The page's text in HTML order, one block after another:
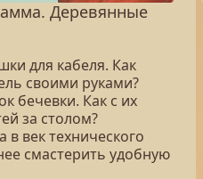
Деревянные
для кабеля. Как
своими руками?
бечевки. Как с их
за столом?
в век технического
смастерить удобную